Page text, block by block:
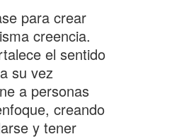
para crear
creencia.
el sentido
su vez
a personas
creando
y tener